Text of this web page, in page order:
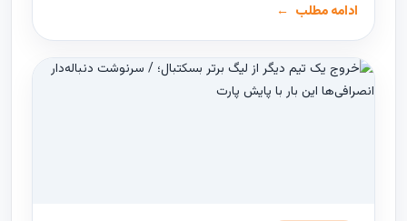
ادامه مطلب